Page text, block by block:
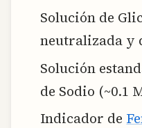
Solución de
neutralizada y
Solución
de Sodio (~0.1
Indicador de